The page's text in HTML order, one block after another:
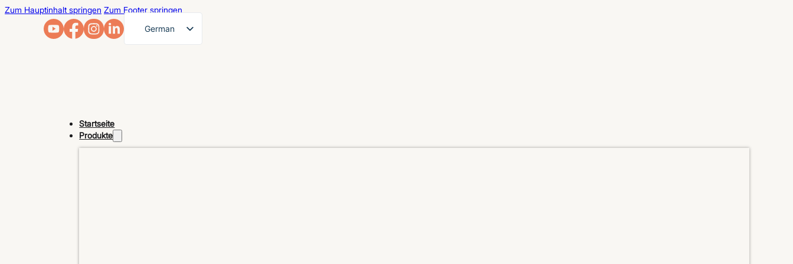
Zum Hauptinhalt springen Zum Footer springen
German
Portuguese
Startseite
Produkte